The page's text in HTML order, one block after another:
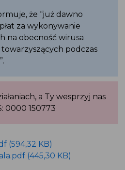
że “już dawno
za wykonywanie
na obecność wirusa
towarzyszących podczas
a Ty wesprzyj nas
0000 150773
(594,32 KB)
(445,30 KB)